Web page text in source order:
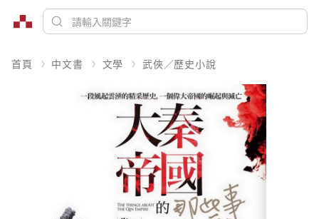
首頁 中文書 文學 武俠／歷史小說